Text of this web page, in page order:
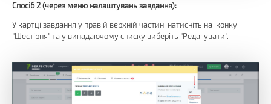
Спосіб 2 (через меню налаштувань завдання):
У картці завдання у правій верхній частині натисніть на іконку
"Шестірня" та у випадаючому списку виберіть "Редагувати".